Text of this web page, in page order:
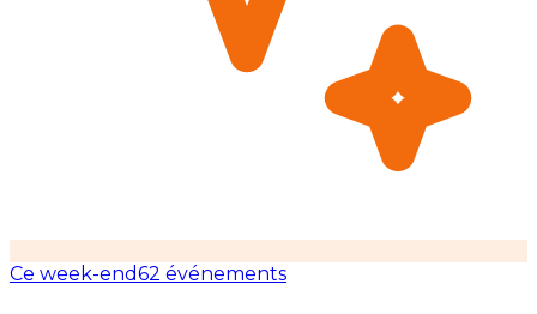
Ce week-end62 événements